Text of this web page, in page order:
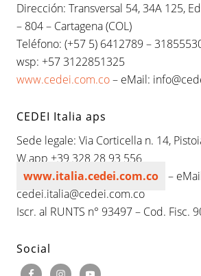
Dirección: Transversal 54, 34A 125,
– 804 – Cartagena (COL)
Teléfono: (+57 5) 6412789 –
wsp: +57 3122851325
www.cedei.com.co– eMail:
CEDEI Italia aps
Sede legale: Via Corticella n. 14,
W.app +39 328 28 93 556
www.italia.cedei.com.co
–
cedei.italia@cedei.com.co
Iscr. al RUNTS n° 93497 – Cod. Fisc.
Social